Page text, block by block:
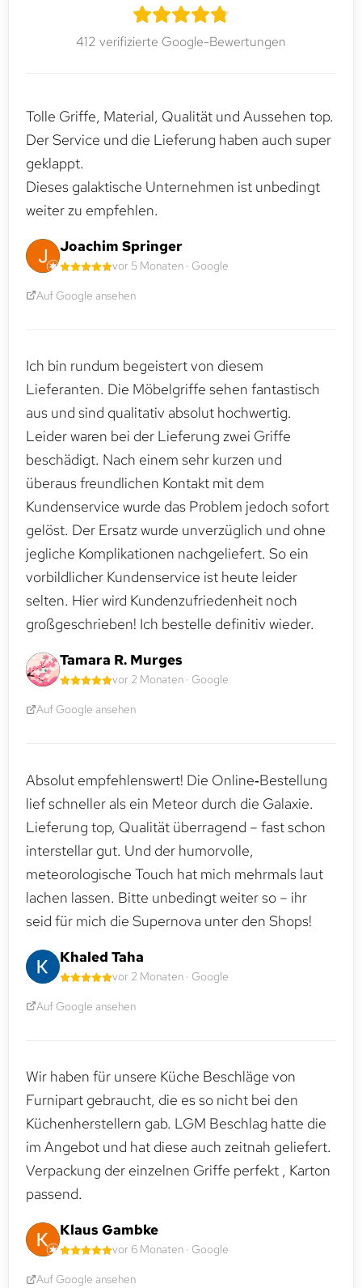
412 verifizierte Google-Bewertungen
Tolle Griffe, Material, Qualität und Aussehen top.
Der Service und die Lieferung haben auch super
geklappt.
Dieses galaktische Unternehmen ist unbedingt
weiter zu empfehlen.
Joachim Springer
vor 5 Monaten · Google
Auf Google ansehen
Ich bin rundum begeistert von diesem
Lieferanten. Die Möbelgriffe sehen fantastisch
aus und sind qualitativ absolut hochwertig.
Leider waren bei der Lieferung zwei Griffe
beschädigt. Nach einem sehr kurzen und
überaus freundlichen Kontakt mit dem
Kundenservice wurde das Problem jedoch sofort
gelöst. Der Ersatz wurde unverzüglich und ohne
jegliche Komplikationen nachgeliefert. So ein
vorbildlicher Kundenservice ist heute leider
selten. Hier wird Kundenzufriedenheit noch
großgeschrieben! Ich bestelle definitiv wieder.
Tamara R. Murges
vor 2 Monaten · Google
Auf Google ansehen
Absolut empfehlenswert! Die Online‑Bestellung
lief schneller als ein Meteor durch die Galaxie.
Lieferung top, Qualität überragend – fast schon
interstellar gut. Und der humorvolle,
meteorologische Touch hat mich mehrmals laut
lachen lassen. Bitte unbedingt weiter so – ihr
seid für mich die Supernova unter den Shops!
Khaled Taha
vor 2 Monaten · Google
Auf Google ansehen
Wir haben für unsere Küche Beschläge von
Furnipart gebraucht, die es so nicht bei den
Küchenherstellern gab. LGM Beschlag hatte die
im Angebot und hat diese auch zeitnah geliefert.
Verpackung der einzelnen Griffe perfekt , Karton
passend.
Klaus Gambke
vor 6 Monaten · Google
Auf Google ansehen